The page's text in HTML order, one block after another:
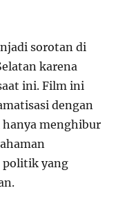
sorotan di
karena
ini. Film ini
dengan
menghibur
politik yang